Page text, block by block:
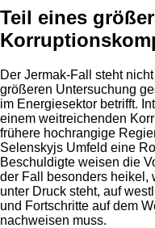
Teil eines
Der Jermak-Fall steht
größeren Untersuchung
im Energiesektor betrifft.
einem weitreichenden
frühere hochrangige
Selenskyjs Umfeld eine
Beschuldigte weisen die
der Fall besonders heikel,
unter Druck steht, auf
und Fortschritte auf dem
nachweisen muss.